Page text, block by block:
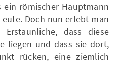
römischer Hauptmann
Doch nun erlebt man
dass diese
liegen und dass sie dort,
rücken, eine ziemlich